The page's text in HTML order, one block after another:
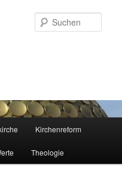
Kirchenreform
Theologie